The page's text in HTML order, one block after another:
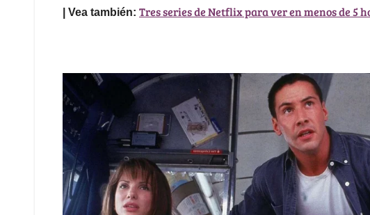
| Vea también: Tres series de Netflix para ver en menos de 5